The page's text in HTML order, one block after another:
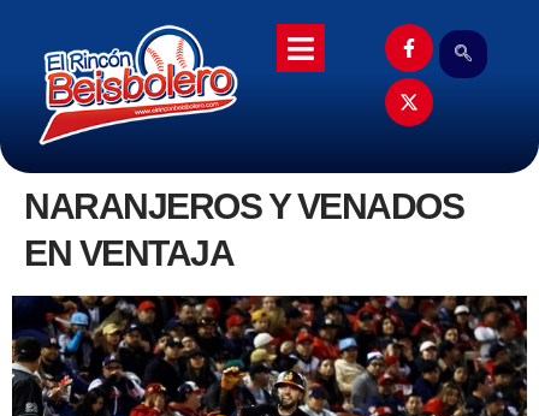
NARANJEROS Y VENADOS
EN VENTAJA